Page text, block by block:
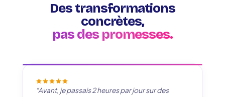
Des transformations
concrètes,
pas des promesses.
“Avant, je passais 2 heures par jour sur des